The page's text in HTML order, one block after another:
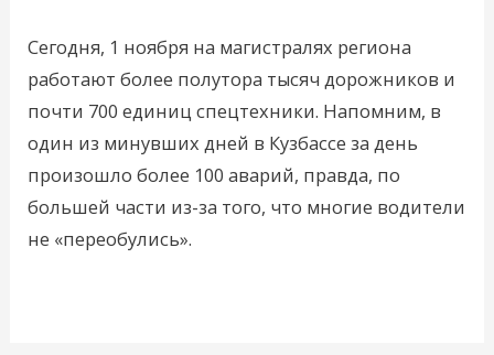
Сегодня, 1 ноября на магистралях региона
работают более полутора тысяч дорожников и
почти 700 единиц спецтехники. Напомним, в
один из минувших дней в Кузбассе за день
произошло более 100 аварий, правда, по
большей части из-за того, что многие водители
не «переобулись».